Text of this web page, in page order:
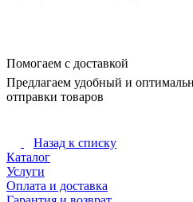
Помогаем с доставкой
Предлагаем удобный и
отправки товаров
Назад к списку
Каталог
Услуги
Оплата и доставка